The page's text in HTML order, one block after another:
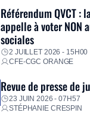
Référendum QVCT :
appelle à voter NON
sociales
2 JUILLET 2026 - 15H00
CFE-CGC ORANGE
Revue de presse de
23 JUIN 2026 - 07H57
STÉPHANIE CRESPIN